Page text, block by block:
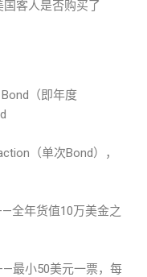
客人是否购买了
（即年度
（单次Bond），
全年货值10万美金之
最小50美元一票，每